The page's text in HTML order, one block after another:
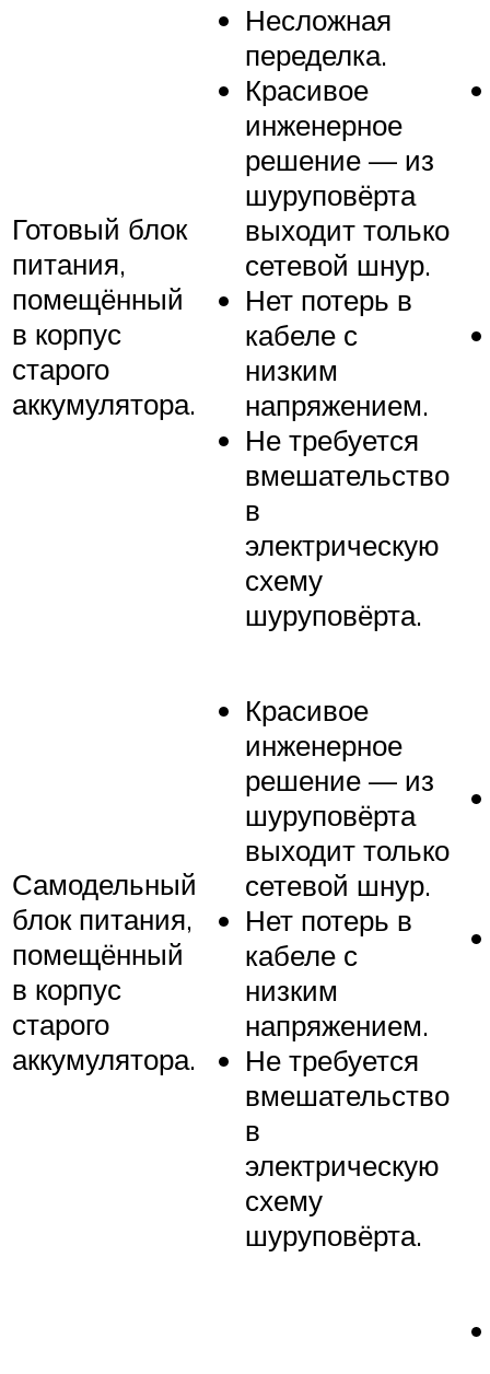
Готовый блок
питания,
помещённый
в корпус
старого
аккумулятора.
Несложная
переделка.
Красивое
инженерное
решение — из
шуруповёрта
выходит только
сетевой шнур.
Нет потерь в
кабеле с
низким
напряжением.
Не требуется
вмешательство
в
электрическую
схему
шуруповёрта.
Самодельный
блок питания,
помещённый
в корпус
старого
аккумулятора.
Красивое
инженерное
решение — из
шуруповёрта
выходит только
сетевой шнур.
Нет потерь в
кабеле с
низким
напряжением.
Не требуется
вмешательство
в
электрическую
схему
шуруповёрта.